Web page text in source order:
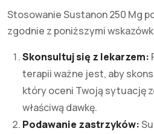
Stosowanie Sustanon 250 Mg
zgodnie z poniższymi
Skonsultuj się z lekarzem:
terapii ważne jest, aby
który oceni Twoją sytuację
właściwą dawkę.
Podawanie zastrzyków: